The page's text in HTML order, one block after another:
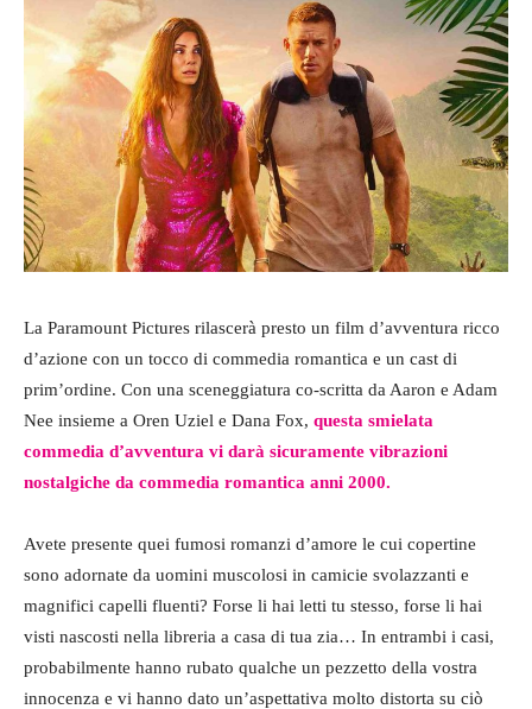
La Paramount Pictures rilascerà presto un film d’avventura ricco
d’azione con un tocco di commedia romantica e un cast di
prim’ordine. Con una sceneggiatura co-scritta da Aaron e Adam
Nee insieme a Oren Uziel e Dana Fox, questa smielata
commedia d’avventura vi darà sicuramente vibrazioni
nostalgiche da commedia romantica anni 2000.
Avete presente quei fumosi romanzi d’amore le cui copertine
sono adornate da uomini muscolosi in camicie svolazzanti e
magnifici capelli fluenti? Forse li hai letti tu stesso, forse li hai
visti nascosti nella libreria a casa di tua zia… In entrambi i casi,
probabilmente hanno rubato qualche un pezzetto della vostra
innocenza e vi hanno dato un’aspettativa molto distorta su ciò